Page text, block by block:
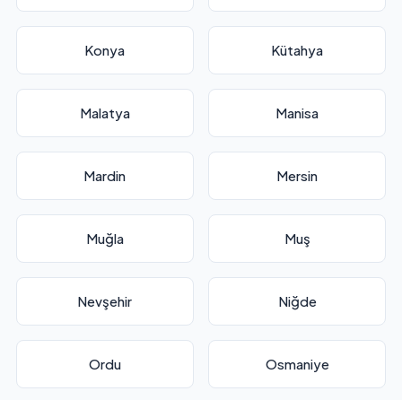
Konya Kütahya
Malatya Manisa
Mardin Mersin
Muğla Muş
Nevşehir Niğde
Ordu Osmaniye